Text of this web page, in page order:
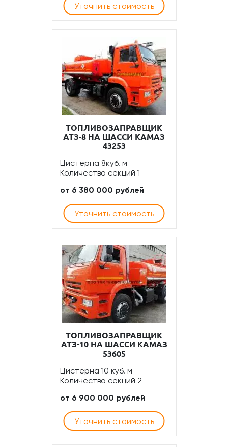
Уточнить стоимость
ТОПЛИВОЗАПРАВЩИК
АТЗ-8 НА ШАССИ КАМАЗ
43253
Цистерна 8куб. м
Количество секций 1
от 6 380 000 рублей
Уточнить стоимость
ТОПЛИВОЗАПРАВЩИК
АТЗ-10 НА ШАССИ КАМАЗ
53605
Цистерна 10 куб. м
Количество секций 2
от 6 900 000 рублей
Уточнить стоимость